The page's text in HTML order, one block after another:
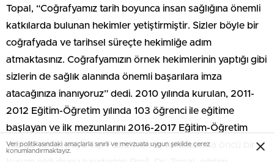
Topal, “Coğrafyamız tarih boyunca insan sağlığına önemli
katkılarda bulunan hekimler yetiştirmiştir. Sizler böyle bir
coğrafyada ve tarihsel süreçte hekimliğe adım
atmaktasınız. Coğrafyamızın örnek hekimlerinin yaptığı gibi
sizlerin de sağlık alanında önemli başarılara imza
atacağınıza inanıyoruz” dedi. 2010 yılında kurulan, 2011-
2012 Eğitim-Öğretim yılında 103 öğrenci ile eğitime
başlayan ve ilk mezunlarını 2016-2017 Eğitim-Öğretim
yılında veren İKÇÜ Tıp Fakültesi’nin tıp alanında öncü bir
Veri politikasındaki amaçlarla sınırlı ve mevzuata uygun şekilde çerez
konumlandırmaktayız.